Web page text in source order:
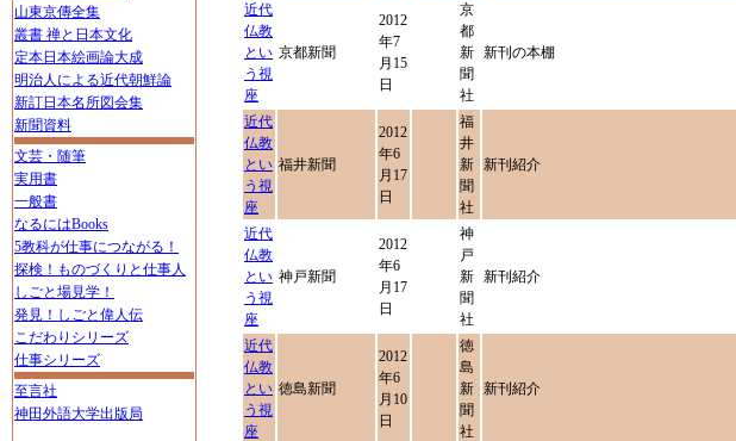
山東京傳全集
叢書 禅と日本文化
定本日本絵画論大成
明治人による近代朝鮮論
新訂日本名所図会集
新聞資料
文芸・随筆
実用書
一般書
なるにはBooks
5教科が仕事につながる！
探検！ものづくりと仕事人
しごと場見学！
発見！しごと偉人伝
こだわりシリーズ
仕事シリーズ
至言社
神田外語大学出版局
近代
仏教
とい
う視
座
京都新聞
2012
年7
月15
日
京
都
新
聞
社
新刊の本棚
近代
仏教
とい
う視
座
福井新聞
2012
年6
月17
日
福
井
新
聞
社
新刊紹介
近代
仏教
とい
う視
座
神戸新聞
2012
年6
月17
日
神
戸
新
聞
社
新刊紹介
近代
仏教
とい
う視
座
徳島新聞
2012
年6
月10
日
徳
島
新
聞
社
新刊紹介